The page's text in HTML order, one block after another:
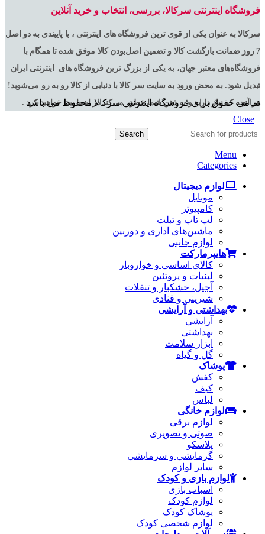
فروشگاه اینترنتی سرکالا، بررسی، انتخاب و خرید آنلاین
سرکالا به عنوان یکی از قوی ترین فروشگاه های اینترنتی ، با پایبندی به دو اصل
7 روز ضمانت بازگشت کالا و تضمین اصل‌بودن کالا موفق شده تا همگام با
فروشگاه‌های معتبر جهان، به یکی از بزرگ ترین فروشگاه های اینترنتی ایران
تبدیل شود. به محض ورود به سایت سر کالا با دنیایی از کالا رو به رو می‌شوید!
هر آنچه که نیاز دارید و به ذهن شما خطور می‌کند در اینجا پیدا خواهید کرد .
تمامی حقوق برای فروشگاه اینترنتی سرکالا محفوظ می باشد
Close
Search
Menu
Categories
لوازم دیجیتال
موبایل
کامپیوتر
لپ تاپ و تبلت
ماشین‌های اداری و دوربین
لوازم جانبی
هایپرمارکت
کالای اساسی و خواروبار
لبنیات و پروتئین
آجیل، خشکبار و تنقلات
شیرینی و قنادی
بهداشتی و آرایشی
آرایشی
بهداشتی
ابزار سلامت
گل و گیاه
پوشاک
کفش
کیف
لباس
لوازم خانگی
لوازم برقی
صوتی و تصویری
پلاسکو
گرمایشی و سرمایشی
سایر لوازم
لوازم بازی و کودک
اسباب بازی
لوازم کودک
پوشاک کودک
لوازم شخصی کودک